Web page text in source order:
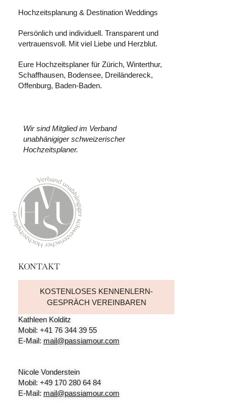
Hochzeitsplanung & Destination Weddings
Persönlich und individuell. Transparent und
vertrauensvoll. Mit viel Liebe und Herzblut.
Eure Hochzeitsplaner für Zürich, Winterthur,
Schaffhausen, Bodensee, Dreiländereck,
Offenburg, Baden-Baden.
Wir sind Mitglied im Verband
unabhänigiger schweizerischer
Hochzeitsplaner.
KONTAKT
KOSTENLOSES KENNENLERN-
GESPRÄCH VEREINBAREN
Kathleen Kolditz
Mobil: +41 76 344 39 55
E-Mail: mail@passiamour.com
Nicole Vonderstein
Mobil: +49 170 280 64 84
E-Mail: mail@passiamour.com